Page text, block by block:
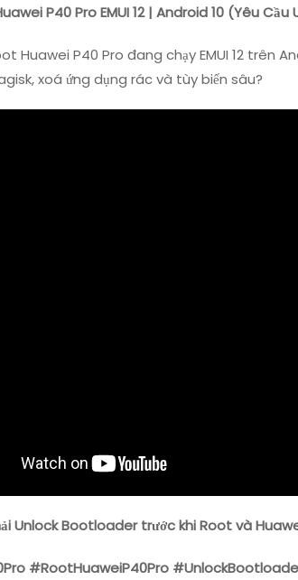
|
P40 Pro EMUI 12 | Android 10 (Yêu
Huawei P40 Pro đang chạy EMUI 12 trên
xoá ứng dụng rác và tùy biến sâu?
Unlock Bootloader trước khi Root và
#RootHuaweiP40Pro